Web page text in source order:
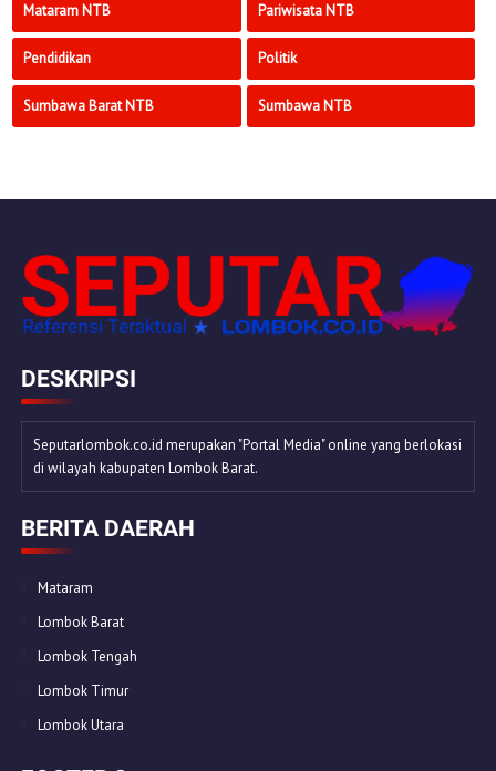
Mataram NTB Pariwisata NTB
Pendidikan Politik
Sumbawa Barat NTB Sumbawa NTB
DESKRIPSI
Seputarlombok.co.id merupakan "Portal Media" online yang berlokasi
di wilayah kabupaten Lombok Barat.
BERITA DAERAH
Mataram
Lombok Barat
Lombok Tengah
Lombok Timur
Lombok Utara